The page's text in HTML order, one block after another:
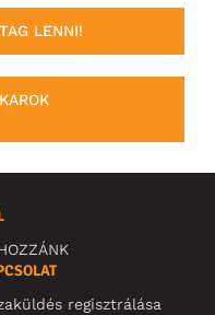
LENNI!
regisztrálása